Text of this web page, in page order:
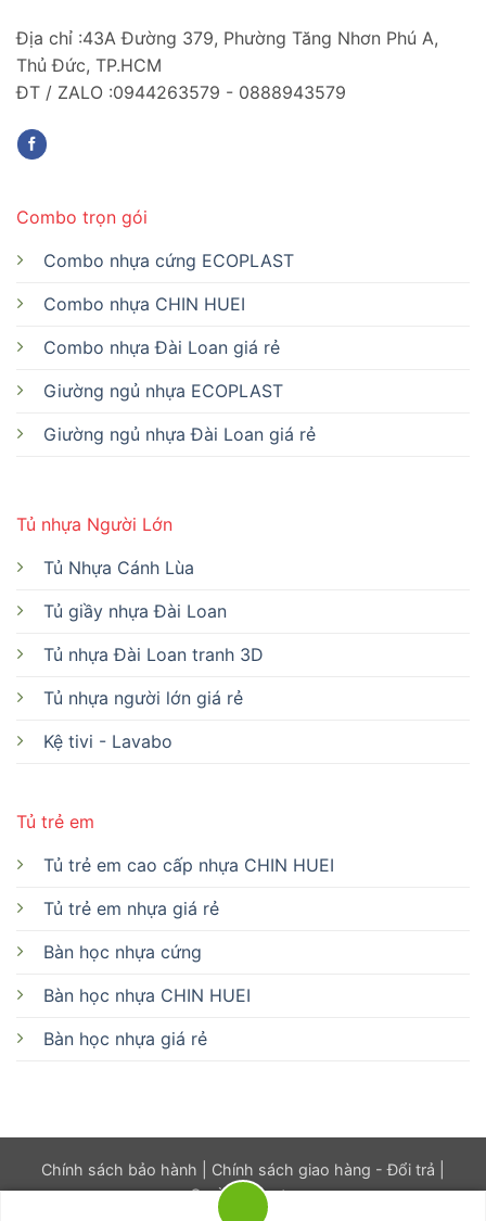
Địa chỉ :43A Đường 379, Phường Tăng Nhơn Phú A,
Thủ Đức, TP.HCM
ĐT / ZALO :0944263579 - 0888943579
Tủ nhựa Người Lớn
Tủ Nhựa Cánh Lùa
Tủ giầy nhựa Đài Loan
Tủ nhựa Đài Loan tranh 3D
Tủ nhựa người lớn giá rẻ
Kệ tivi - Lavabo
Tủ trẻ em
Tủ trẻ em cao cấp nhựa CHIN HUEI
Tủ trẻ em nhựa giá rẻ
Bàn học nhựa cứng
Bàn học nhựa CHIN HUEI
Bàn học nhựa giá rẻ
Combo trọn gói
Combo nhựa cứng ECOPLAST
Combo nhựa CHIN HUEI
Combo nhựa Đài Loan giá rẻ
Giường ngủ nhựa ECOPLAST
Giường ngủ nhựa Đài Loan giá rẻ
Chính sách bảo hành Chính sách giao hàng - Đổi trả
Quyền riêng tư